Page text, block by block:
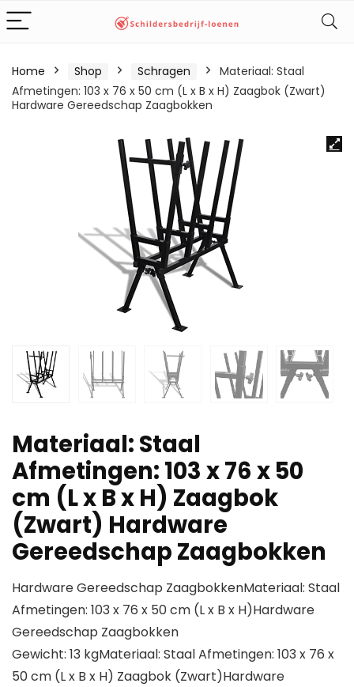
Home Shop Schragen
Materiaal: Staal
Afmetingen: 103 x 76 x 50 cm (L x B x H) Zaagbok (Zwart)
Hardware Gereedschap Zaagbokken
Materiaal: Staal
Afmetingen: 103 x 76 x 50
cm (L x B x H) Zaagbok
(Zwart) Hardware
Gereedschap Zaagbokken
Hardware Gereedschap ZaagbokkenMateriaal: Staal
Afmetingen: 103 x 76 x 50 cm (L x B x H)Hardware
Gereedschap Zaagbokken
Gewicht: 13 kgMateriaal: Staal Afmetingen: 103 x 76 x
50 cm (L x B x H) Zaagbok (Zwart)Hardware